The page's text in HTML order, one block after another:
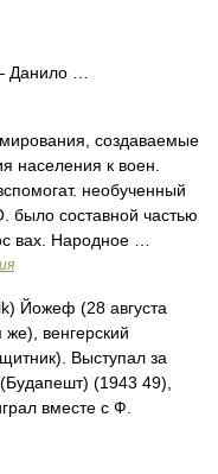
Данило …
создаваемые
населения к воен.
необученный
было составной частью
вах. Народное …
Йожеф (28 августа
венгерский
Выступал за
(1943 49),
вместе с Ф.